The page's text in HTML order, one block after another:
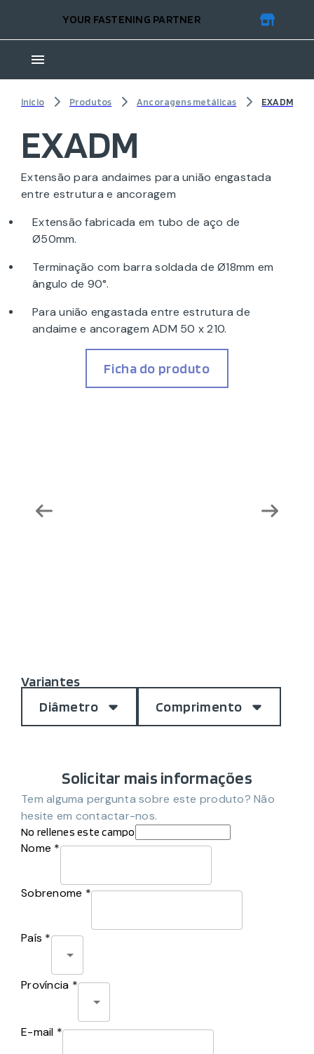
YOUR FASTENING PARTNER
Início Produtos Ancoragens metálicas EXADM
EXADM
Extensão para andaimes para união engastada
entre estrutura e ancoragem
Extensão fabricada em tubo de aço de
Ø50mm.
Terminação com barra soldada de Ø18mm em
ângulo de 90°.
Para união engastada entre estrutura de
andaime e ancoragem ADM 50 x 210.
Ficha do produto
Variantes
Diâmetro
Comprimento
Solicitar mais informações
Tem alguma pergunta sobre este produto? Não
hesite em contactar-nos.
No rellenes este campo
Nome *
Sobrenome *
País *
Província *
E-mail *